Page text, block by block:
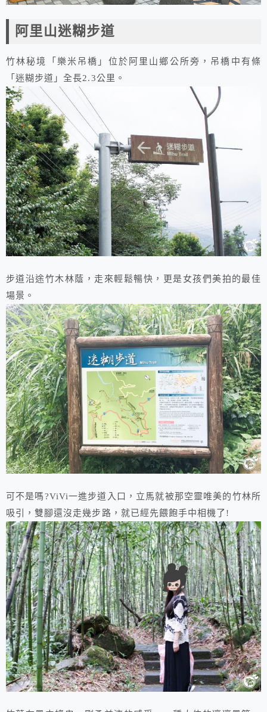
阿里山迷糊步道
竹林秘境「樂米吊橋」位於阿里山鄉公所旁，吊橋中有條
「迷糊步道」全長2.3公里。
步道沿途竹木林蔭，走來輕鬆暢快，更是女孩們美拍的最佳
場景。
可不是嗎?ViVi一進步道入口，立馬就被那空靈唯美的竹林所
吸引，雙腳還沒走幾步路，就已經先餵飽手中相機了!